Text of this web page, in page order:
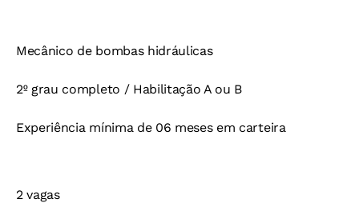
Mecânico de bombas hidráulicas
2º grau completo / Habilitação A ou B
Experiência mínima de 06 meses em carteira
2 vagas